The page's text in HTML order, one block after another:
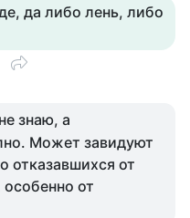
да либо лень, либо
знаю, а
Может завидуют
отказавшихся от
особенно от